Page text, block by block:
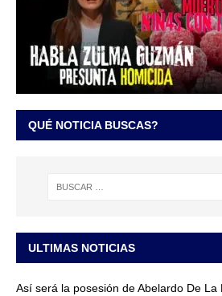
QUÉ NOTICIA BUSCAS?
ULTIMAS NOTICIAS
Así será la posesión de Abelardo De La